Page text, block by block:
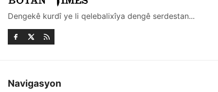
Dengekê kurdî ye li qelebalixîya dengê serdestan...
Navigasyon